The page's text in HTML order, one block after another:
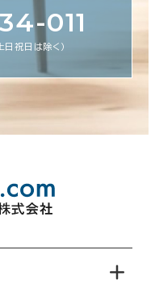
011
祝日は除く）